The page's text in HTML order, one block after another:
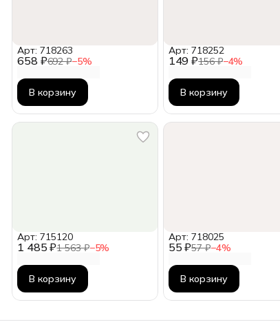
658 ₽692 ₽−5%
Арт: 718263
В корзину
149 ₽156 ₽−4%
Арт: 718252
В корзину
1 485 ₽1 563 ₽−5%
Арт: 715120
В корзину
55 ₽57 ₽−4%
Арт: 718025
В корзину